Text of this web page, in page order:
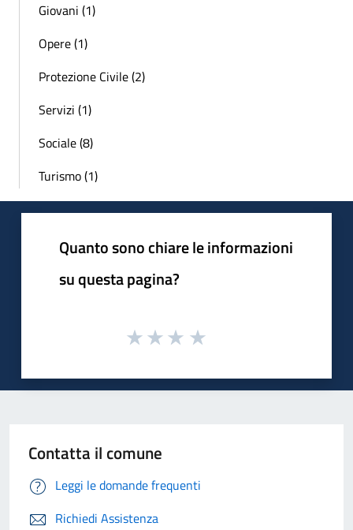
Giovani (1)
Opere (1)
Protezione Civile (2)
Servizi (1)
Sociale (8)
Turismo (1)
Quanto sono chiare le informazioni
su questa pagina?
Contatta il comune
Leggi le domande frequenti
Richiedi Assistenza